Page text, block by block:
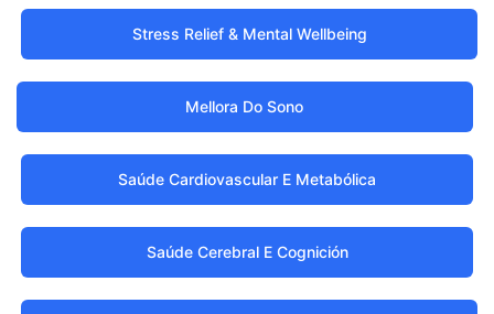
Stress Relief & Mental Wellbeing
Mellora Do Sono
Saúde Cardiovascular E Metabólica
Saúde Cerebral E Cognición